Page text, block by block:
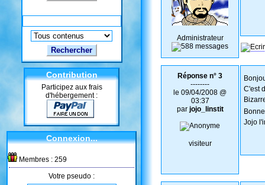
Contribution
Participez aux frais
d'hébergement :
Connexion...
Membres : 259
Votre pseudo :
Administrateur
Réponse n° 3
--------
le 09/04/2008 @
03:37
par jojo_linstit
visiteur
C'est
Jojo